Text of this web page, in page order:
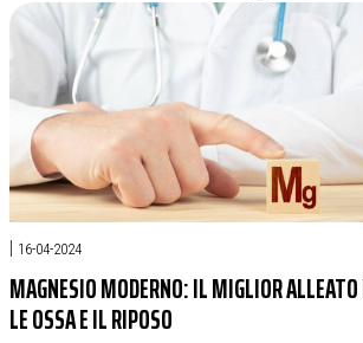
| 16-04-2024
MAGNESIO MODERNO: IL MIGLIOR
LE OSSA E IL RIPOSO